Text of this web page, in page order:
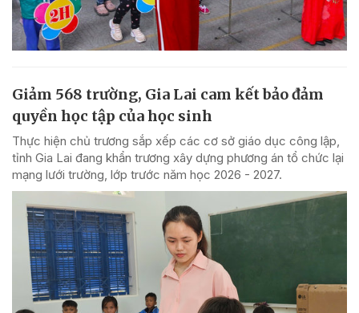
Giảm 568 trường, Gia Lai cam kết bảo đảm
quyền học tập của học sinh
Thực hiện chủ trương sắp xếp các cơ sở giáo dục công lập,
tỉnh Gia Lai đang khẩn trương xây dựng phương án tổ chức lại
mạng lưới trường, lớp trước năm học 2026 - 2027.